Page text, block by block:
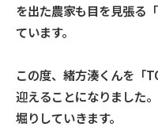
を出た農家も目を見張る
ています。
この度、緒方湊くんを「
迎えることになりました
堀りしていきます。